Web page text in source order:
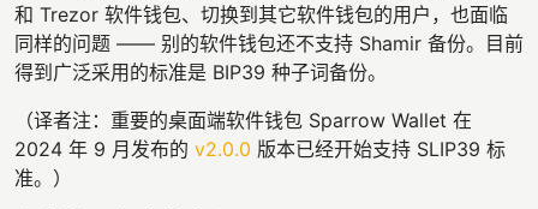
和 Trezor 软件钱包、切换到其它软件钱包的用户，也面临
同样的问题 —— 别的软件钱包还不支持 Shamir 备份。目前
得到广泛采用的标准是 BIP39 种子词备份。
（译者注：重要的桌面端软件钱包 Sparrow Wallet 在
2024 年 9 月发布的 v2.0.0 版本已经开始支持 SLIP39 标
准。）